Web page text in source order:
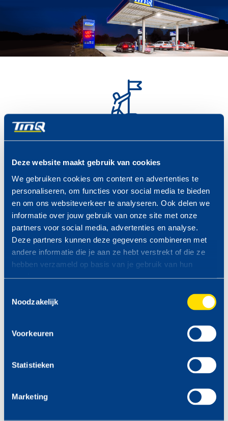
Deze website maakt gebruik van cookies
We gebruiken cookies om content en advertenties te
personaliseren, om functies voor social media te bieden
en om ons websiteverkeer te analyseren. Ook delen we
informatie over jouw gebruik van onze site met onze
partners voor social media, advertenties en analyse.
Deze partners kunnen deze gegevens combineren met
andere informatie die je aan ze hebt verstrekt of die ze
hebben verzameld op basis van je gebruik van hun
services.
Noodzakelijk
Voorkeuren
Statistieken
Marketing
Kansen met TinQ voor
ondernemers
Groei mee met TinQ in België! Een nieuw fris merk in België,
grijp je kans als ondernemer en word partner van TinQ.
Wij zijn altijd op zoek naar nieuwe locaties. Neem contact
met ons op!
Word TinQ partner
Time to TinQ... the movie